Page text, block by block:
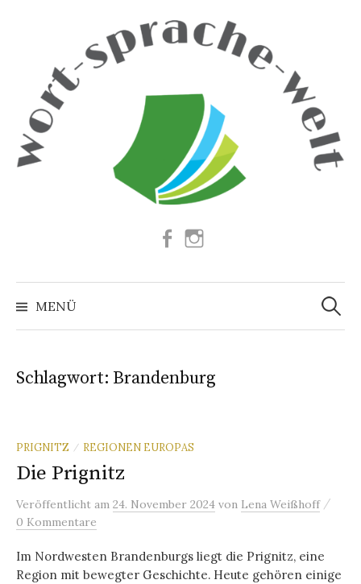
Facebook
MENÜ
Suchen
nach:
Schlagwort: Brandenburg
PRIGNITZ / REGIONEN EUROPAS
Die Prignitz
Veröffentlicht am 24. November 2024 von Lena Weißhoff /
0 Kommentare
Im Nordwesten Brandenburgs liegt die Prignitz, eine
Region mit bewegter Geschichte. Heute gehören einige